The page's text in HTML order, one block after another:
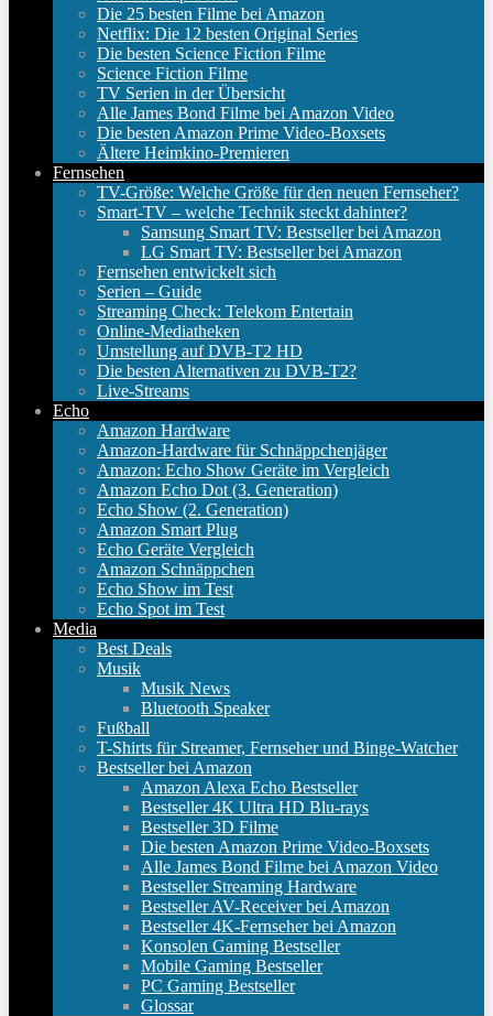
Die 25 besten Filme bei Amazon
Netflix: Die 12 besten Original Series
Die besten Science Fiction Filme
Science Fiction Filme
TV Serien in der Übersicht
Alle James Bond Filme bei Amazon Video
Die besten Amazon Prime Video-Boxsets
Ältere Heimkino-Premieren
Fernsehen
TV-Größe: Welche Größe für den neuen Fernseher?
Smart-TV – welche Technik steckt dahinter?
Samsung Smart TV: Bestseller bei Amazon
LG Smart TV: Bestseller bei Amazon
Fernsehen entwickelt sich
Serien – Guide
Streaming Check: Telekom Entertain
Online-Mediatheken
Umstellung auf DVB-T2 HD
Die besten Alternativen zu DVB-T2?
Live-Streams
Echo
Amazon Hardware
Amazon-Hardware für Schnäppchenjäger
Amazon: Echo Show Geräte im Vergleich
Amazon Echo Dot (3. Generation)
Echo Show (2. Generation)
Amazon Smart Plug
Echo Geräte Vergleich
Amazon Schnäppchen
Echo Show im Test
Echo Spot im Test
Media
Best Deals
Musik
Musik News
Bluetooth Speaker
Fußball
T-Shirts für Streamer, Fernseher und Binge-Watcher
Bestseller bei Amazon
Amazon Alexa Echo Bestseller
Bestseller 4K Ultra HD Blu-rays
Bestseller 3D Filme
Die besten Amazon Prime Video-Boxsets
Alle James Bond Filme bei Amazon Video
Bestseller Streaming Hardware
Bestseller AV-Receiver bei Amazon
Bestseller 4K-Fernseher bei Amazon
Konsolen Gaming Bestseller
Mobile Gaming Bestseller
PC Gaming Bestseller
Glossar